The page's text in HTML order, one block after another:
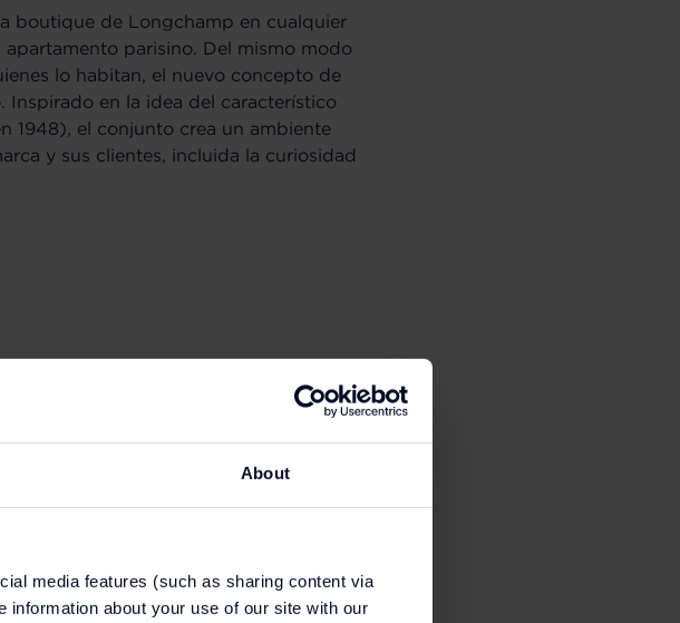
About
media features (such as sharing content via
about your use of our site with our
boutique de Longchamp en cualquier
parisino. Del mismo modo
lo habitan, el nuevo concepto de
Inspirado en la idea del característico
1948), el conjunto crea un ambiente
y sus clientes, incluida la curiosidad